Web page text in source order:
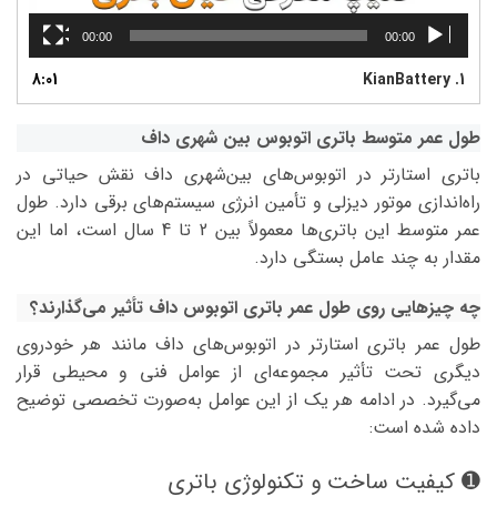
00:00
00:00
1.
KianBattery
8:01
طول عمر متوسط باتری اتوبوس بین شهری داف
باتری استارتر در اتوبوس‌های بین‌شهری داف نقش حیاتی در
راه‌اندازی موتور دیزلی و تأمین انرژی سیستم‌های برقی دارد. طول
عمر متوسط این باتری‌ها معمولاً بین 2 تا 4 سال است، اما این
مقدار به چند عامل بستگی دارد.
چه چیزهایی روی طول عمر باتری اتوبوس‌ داف تأثیر می‌گذارند؟
طول عمر باتری استارتر در اتوبوس‌های داف مانند هر خودروی
دیگری تحت تأثیر مجموعه‌ای از عوامل فنی و محیطی قرار
می‌گیرد. در ادامه هر یک از این عوامل به‌صورت تخصصی توضیح
داده شده است:
➊ کیفیت ساخت و تکنولوژی باتری